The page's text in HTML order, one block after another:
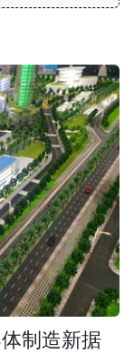
制造新据